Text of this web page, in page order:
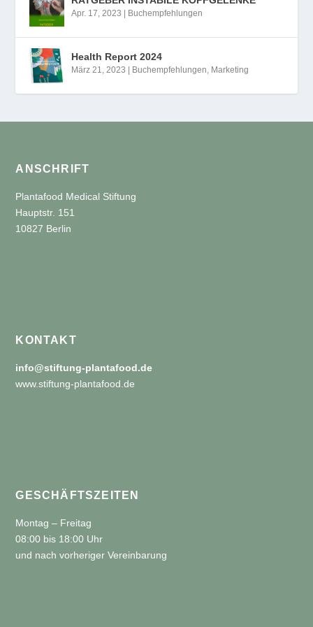
Apr. 17, 2023 | Buchempfehlungen
Health Report 2024
März 21, 2023 | Buchempfehlungen Marketing
ANSCHRIFT
Plantafood Medical Stiftung
Hauptstr. 151
10827 Berlin
KONTAKT
info@stiftung-plantafood.de
www.stiftung-plantafood.de
GESCHÄFTSZEITEN
Montag – Freitag
08:00 bis 18:00 Uhr
und nach vorheriger Vereinbarung